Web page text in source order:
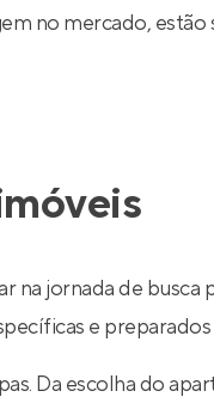
no mercado,
na jornada de
e
Da escolha do